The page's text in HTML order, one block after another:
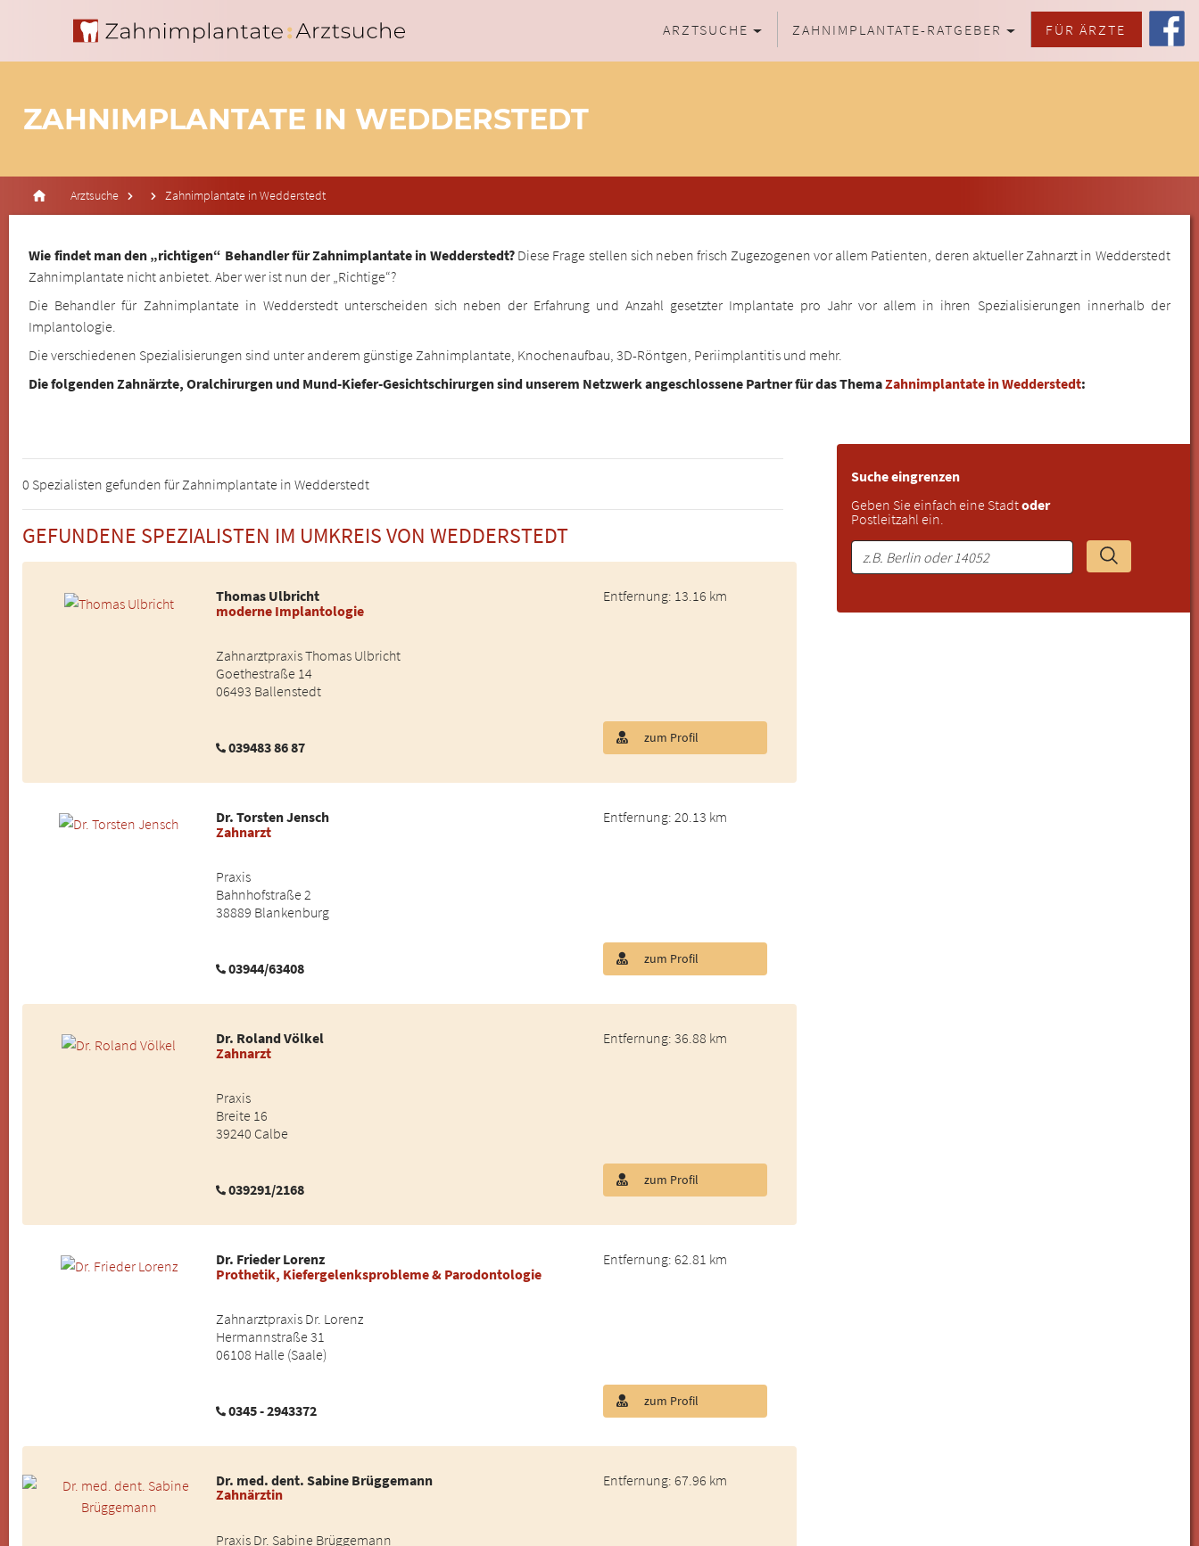
ARZTSUCHE ZAHNIMPLANTATE-RATGEBER FÜR ÄRZTE
ZAHNIMPLANTATE IN WEDDERSTEDT
Arztsuche Zahnimplantate in Wedderstedt
Wie findet man den „richtigen“ Behandler für Zahnimplantate in Wedderstedt?Diese Frage stellen sich neben frisch Zugezogenen vor allem Patienten, deren aktueller Zahnarzt in Wedderstedt
Zahnimplantate nicht anbietet. Aber wer ist nun der „Richtige“?
Die Behandler für Zahnimplantate in Wedderstedt unterscheiden sich neben der Erfahrung und Anzahl gesetzter Implantate pro Jahr vor allem in ihren Spezialisierungen innerhalb der
Implantologie.
Die verschiedenen Spezialisierungen sind unter anderem günstige Zahnimplantate, Knochenaufbau, 3D-Röntgen, Periimplantitis und mehr.
Die folgenden Zahnärzte, Oralchirurgen und Mund-Kiefer-Gesichtschirurgen sind unserem Netzwerk angeschlossene Partner für das ThemaZahnimplantate in Wedderstedt:
Suche eingrenzen
Geben Sie einfach eine Stadtoder
Postleitzahl ein.
0 Spezialisten gefunden für Zahnimplantate in Wedderstedt
GEFUNDENE SPEZIALISTEN IM UMKREIS VON WEDDERSTEDT
Thomas Ulbricht
moderne Implantologie
Zahnarztpraxis Thomas Ulbricht
Goethestraße 14
06493 Ballenstedt
039483 86 87
Entfernung: 13.16 km
zum Profil
Dr. Torsten Jensch
Zahnarzt
Praxis
Bahnhofstraße 2
38889 Blankenburg
03944/63408
Entfernung: 20.13 km
zum Profil
Dr. Roland Völkel
Zahnarzt
Praxis
Breite 16
39240 Calbe
039291/2168
Entfernung: 36.88 km
zum Profil
Dr. Frieder Lorenz
Prothetik, Kiefergelenksprobleme & Parodontologie
Zahnarztpraxis Dr. Lorenz
Hermannstraße 31
06108 Halle (Saale)
0345 - 2943372
Entfernung: 62.81 km
zum Profil
Dr. med. dent. Sabine Brüggemann
Zahnärztin
Praxis Dr. Sabine Brüggemann
Entfernung: 67.96 km